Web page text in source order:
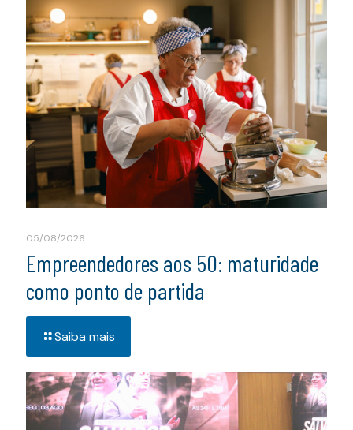
05/08/2026
Empreendedores aos 50: maturidade
como ponto de partida
Saiba mais